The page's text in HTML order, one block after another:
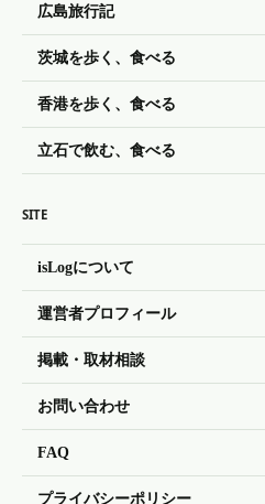
広島旅行記
茨城を歩く、食べる
香港を歩く、食べる
立石で飲む、食べる
SITE
isLogについて
運営者プロフィール
掲載・取材相談
お問い合わせ
FAQ
プライバシーポリシー